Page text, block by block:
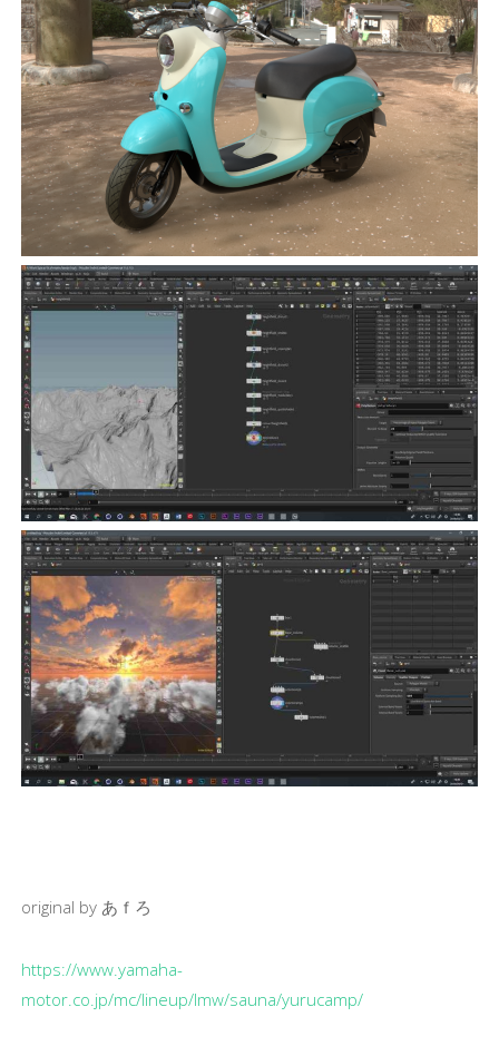
original by あｆろ
https://www.yamaha-
motor.co.jp/mc/lineup/lmw/sauna/yurucamp/